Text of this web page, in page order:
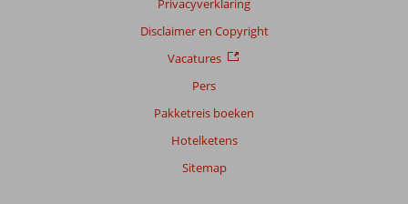
Privacyverklaring
Disclaimer en Copyright
Vacatures
Pers
Pakketreis boeken
Hotelketens
Sitemap